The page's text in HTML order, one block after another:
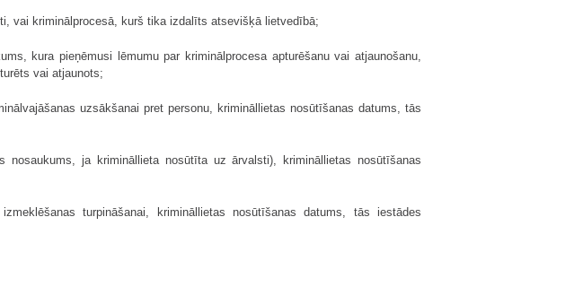
vai kriminālprocesā, kurš tika izdalīts atsevišķā lietvedībā;
kura pieņēmusi lēmumu par kriminālprocesa apturēšanu vai atjaunošanu,
vai atjaunots;
uzsākšanai pret personu, krimināllietas nosūtīšanas datums, tās
ja krimināllieta nosūtīta uz ārvalsti), krimināllietas nosūtīšanas
turpināšanai, krimināllietas nosūtīšanas datums, tās iestādes